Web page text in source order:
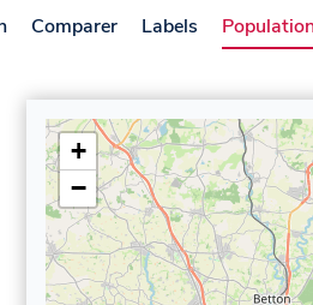
Comparer Labels
+
−